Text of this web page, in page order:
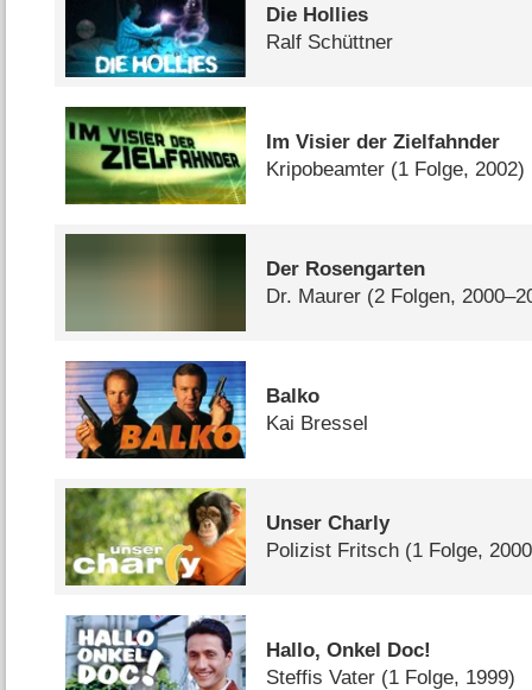
Die Hollies
Ralf Schüttner
Im Visier der Zielfahnder
Kripobeamter (1 Folge, 2002)
Der Rosengarten
Dr. Maurer (2 Folgen,
Balko
Kai Bressel
Unser Charly
Polizist Fritsch (1 Folge,
Hallo, Onkel Doc!
Steffis Vater (1 Folge, 1999)